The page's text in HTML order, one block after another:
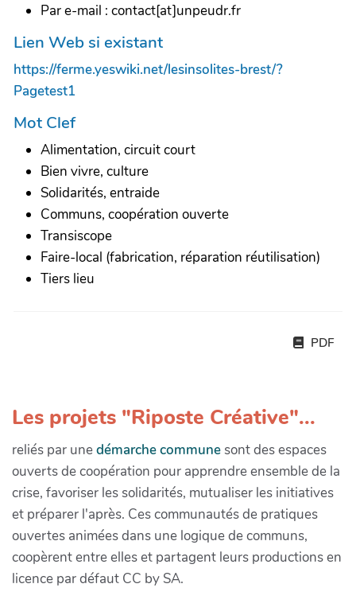
Par e-mail : contact[at]unpeudr.fr
Lien Web si existant
https://ferme.yeswiki.net/lesinsolites-brest/?
Pagetest1
Mot Clef
Alimentation, circuit court
Bien vivre, culture
Solidarités, entraide
Communs, coopération ouverte
Transiscope
Faire-local (fabrication, réparation réutilisation)
Tiers lieu
PDF